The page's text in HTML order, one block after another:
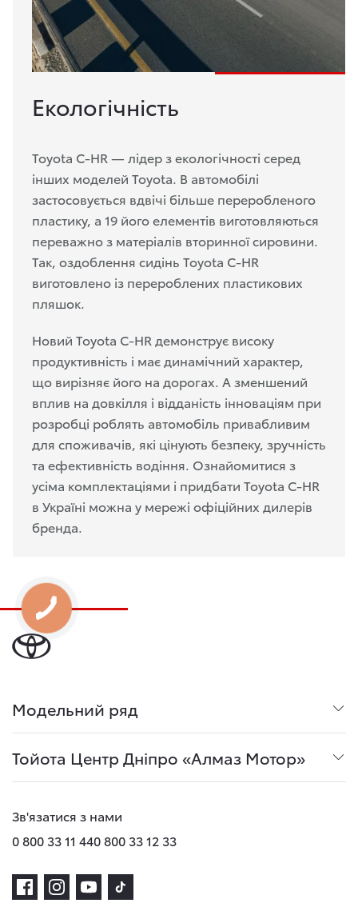
Екологічність
Toyota C-HR — лідер з екологічності серед
інших моделей Toyota. В автомобілі
застосовується вдвічі більше переробленого
пластику, а 19 його елементів виготовляються
переважно з матеріалів вторинної сировини.
Так, оздоблення сидінь Toyota C-HR
виготовлено із перероблених пластикових
пляшок.
Новий Toyota C-HR демонструє високу
продуктивність і має динамічний характер,
що вирізняє його на дорогах. А зменшений
вплив на довкілля і відданість інноваціям при
розробці роблять автомобіль привабливим
для споживачів, які цінують безпеку, зручність
та ефективність водіння. Ознайомитися з
усіма комплектаціями і придбати Toyota C-HR
в Україні можна у мережі офіційних дилерів
бренда.
Модельний ряд
Тойота Центр Дніпро «Алмаз Мотор»
Зв'язатися з нами
0 800 33 11 440 800 33 12 33